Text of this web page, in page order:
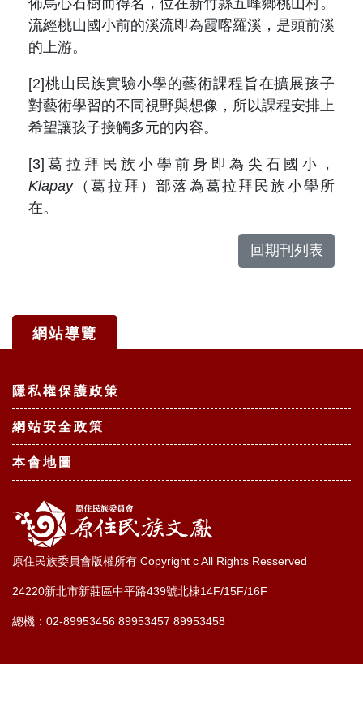
流經桃山國小前的溪流即為霞喀羅溪，是頭前溪
的上游。
[2]桃山民族實驗小學的藝術課程旨在擴展孩子
對藝術學習的不同視野與想像，所以課程安排上
希望讓孩子接觸多元的內容。
[3]葛拉拜民族小學前身即為尖石國小，
Klapay（葛拉拜）部落為葛拉拜民族小學所
在。
回期刊列表
網站導覽
隱私權保護政策
網站安全政策
本會地圖
原住民族委員會版權所有 Copyright c All Rights Resserved
24220新北市新莊區中平路439號北棟14F/15F/16F
總機：02-89953456 89953457 89953458